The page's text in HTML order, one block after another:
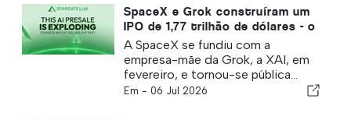
SpaceX e Grok construíram um
IPO de 1,77 trilhão de dólares - o
próximo pode ser Stargate, já
que ETH e Hyperliquid parecem
mortos
A SpaceX se fundiu com a
empresa-mãe da Grok, a XAI, em
fevereiro, e tornou-se pública...
Em - 06 Jul 2026